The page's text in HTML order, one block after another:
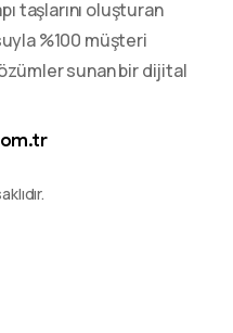
taşlarını oluşturan
%100 müşteri
sunan bir dijital